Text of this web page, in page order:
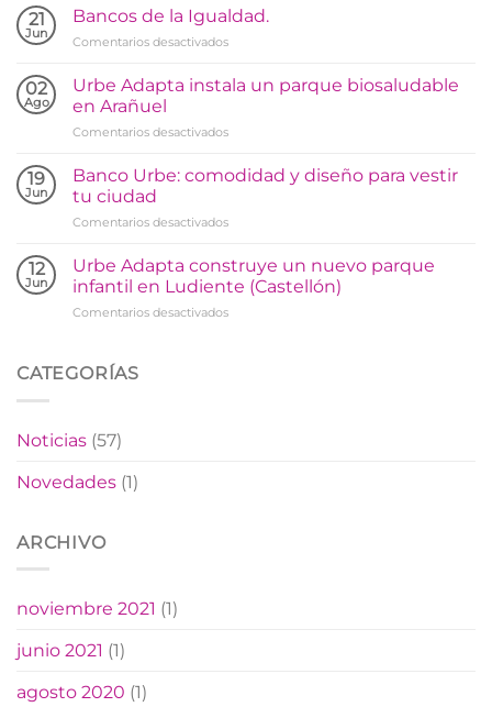
CALISTENIA
XIRIVELLA
21
Jun
Bancos de la Igualdad.
Comentarios desactivadosen
de
02
Ago
Urbe Adapta instala un parque biosaludable
en Arañuel
Comentarios desactivadosen
Adapta
parque
en
Arañuel
19
Jun
Banco Urbe: comodidad y diseño para vestir
tu ciudad
Comentarios desactivadosen
Urbe:
comodidad
y
diseño
12
Jun
Urbe Adapta construye un nuevo parque
infantil en Ludiente (Castellón)
Comentarios desactivadosen
CATEGORÍAS
Noticias (57)
Novedades (1)
ARCHIVO
noviembre 2021 (1)
junio 2021 (1)
agosto 2020 (1)